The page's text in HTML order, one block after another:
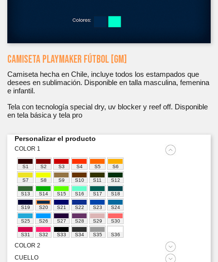
CAMISETA PLAYMAKER FÚTBOL [GM]
Camiseta hecha en Chile, incluye todos los estampados que
desees en sublimación. Disponible en talla masculina, femenina
e infantil.
Tela con tecnología special dry, uv blocker y reef off. Disponible
en tela básica y tela pro
Personalizar el producto
COLOR 1
S1 S2 S3 S4 S5 S6
S7 S8 S9 S10 S11 S12
S13 S14 S15 S16 S17 S18
S19 S20 S21 S22 S23 S24
S25 S26 S27 S28 S29 S30
S31 S32 S33 S34 S35 S36
COLOR 2
CUELLO